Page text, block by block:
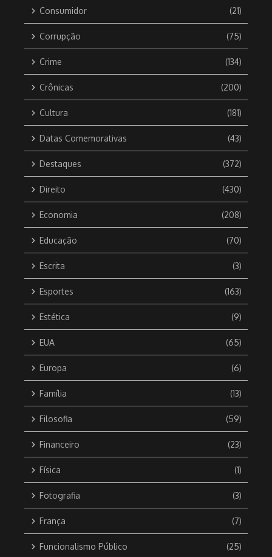
Consumidor (21)
Corrupção (75)
Crime (134)
Crônicas (200)
Cultura (181)
Datas Comemorativas (43)
Destaques (372)
Direito (430)
Economia (208)
Educação (70)
Escrita (3)
Esportes (163)
Estética (9)
EUA (65)
Europa (6)
Família (13)
Filosofia (59)
Financeiro (23)
Física (1)
Fotografia (3)
França (7)
Funcionalismo Público (25)